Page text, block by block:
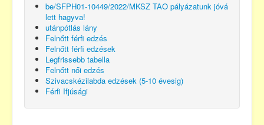
be/SFPH01-10449/2022/MKSZ TAO pályázatunk jóvá
lett hagyva!
utánpótlás lány
Felnőtt férfi edzés
Felnőtt férfi edzések
Legfrissebb tabella
Felnőtt női edzés
Szivacskézilabda edzések (5-10 évesig)
Férfi Ifjúsági